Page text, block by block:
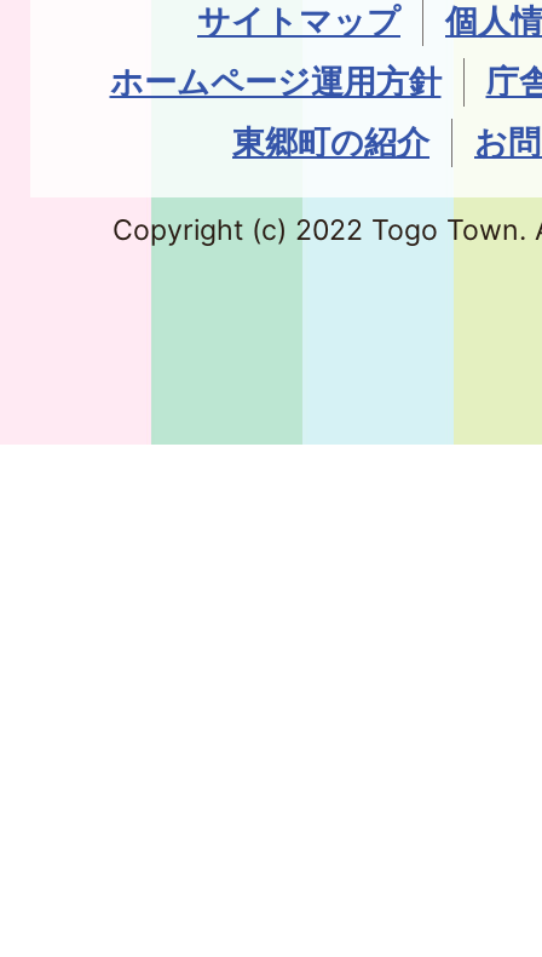
サイトマップ
個人
ホームページ運用方針
庁
東郷町の紹介
お
Copyright (c) 2022 Togo Town.